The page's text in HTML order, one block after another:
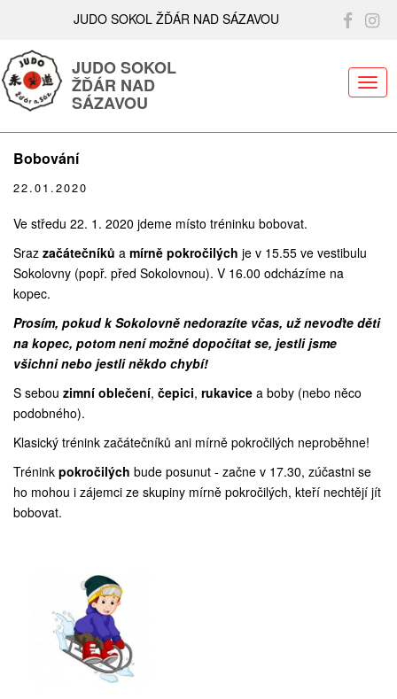
JUDO SOKOL ŽĎÁR NAD SÁZAVOU
JUDO SOKOL
ŽĎÁR NAD
SÁZAVOU
Bobování
22.01.2020
Ve středu 22. 1. 2020 jdeme místo tréninku bobovat.
Sraz začátečníků a mírně pokročilých je v 15.55 ve vestibulu
Sokolovny (popř. před Sokolovnou). V 16.00 odcházíme na
kopec.
Prosím, pokud k Sokolovně nedorazíte včas, už nevoďte děti
na kopec, potom není možné dopočítat se, jestli jsme
všichni nebo jestli někdo chybí!
S sebou zimní oblečení, čepici, rukavice a boby (nebo něco
podobného).
Klasický trénink začátečníků ani mírně pokročilých neproběhne!
Trénink pokročilých bude posunut - začne v 17.30, zúčastni se
ho mohou i zájemci ze skupiny mírně pokročilých, kteří nechtějí jít
bobovat.